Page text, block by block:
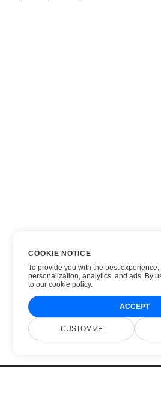
COOKIE NOTICE
To provide you with the best
personalization, analytics, and ads. By
toour cookie policy.
ACCEPT
CUSTOMIZE